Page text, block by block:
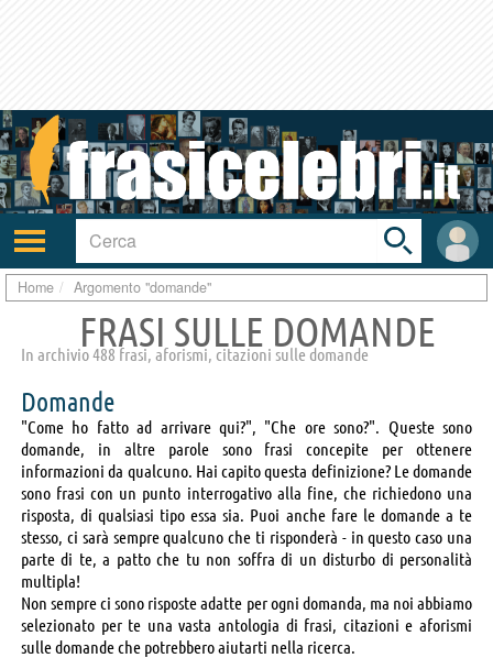
Attiva/disattiva
navigazione
User
area
Toggle
search
bar
Home Argomento "domande"
FRASI SULLE DOMANDE
In archivio 488 frasi, aforismi, citazioni sulle domande
Domande
"Come ho fatto ad arrivare qui?", "Che ore sono?". Queste sono
domande, in altre parole sono frasi concepite per ottenere
informazioni da qualcuno. Hai capito questa definizione? Le domande
sono frasi con un punto interrogativo alla fine, che richiedono una
risposta, di qualsiasi tipo essa sia. Puoi anche fare le domande a te
stesso, ci sarà sempre qualcuno che ti risponderà - in questo caso una
parte di te, a patto che tu non soffra di un disturbo di personalità
multipla!
Non sempre ci sono risposte adatte per ogni domanda, ma noi abbiamo
selezionato per te una vasta antologia di frasi, citazioni e aforismi
sulle domande che potrebbero aiutarti nella ricerca.